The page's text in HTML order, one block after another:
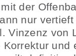
der
nur
Vinzenz von
und